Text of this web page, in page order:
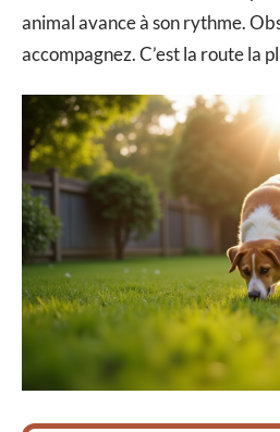
animal avance à son rythme.
accompagnez. C’est la route la